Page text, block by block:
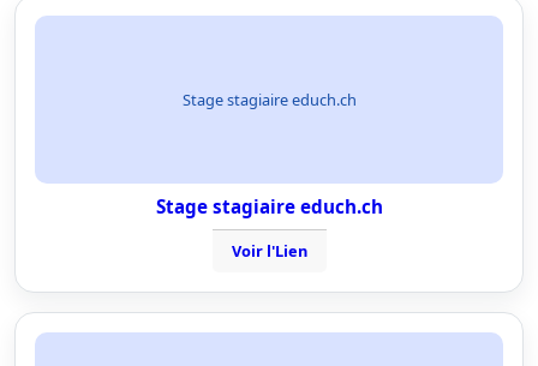
Stage stagiaire educh.ch
Stage stagiaire educh.ch
Voir l'Lien